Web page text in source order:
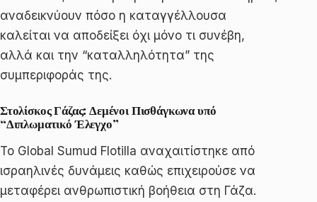
αναδεικνύουν πόσο η καταγγέλλουσα
καλείται να αποδείξει όχι μόνο τι συνέβη,
αλλά και την “καταλληλότητα” της
συμπεριφοράς της.
Στολίσκος Γάζας: Δεμένοι Πισθάγκωνα υπό
“Διπλωματικό Έλεγχο”
Το Global Sumud Flotilla αναχαιτίστηκε από
ισραηλινές δυνάμεις καθώς επιχειρούσε να
μεταφέρει ανθρωπιστική βοήθεια στη Γάζα.